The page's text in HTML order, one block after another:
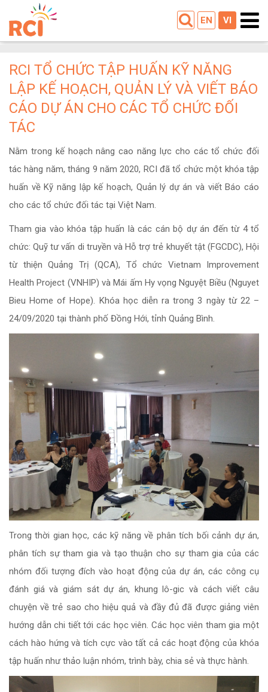
EN VI
RCI TỔ CHỨC TẬP HUẤN KỸ NĂNG
LẬP KẾ HOẠCH, QUẢN LÝ VÀ VIẾT BÁO
CÁO DỰ ÁN CHO CÁC TỔ CHỨC ĐỐI
TÁC
Nằm trong kế hoạch nâng cao năng lực cho các tổ chức đối
tác hàng năm, tháng 9 năm 2020, RCI đã tổ chức một khóa tập
huấn về Kỹ năng lập kế hoạch, Quản lý dự án và viết Báo cáo
cho các tổ chức đối tác tại Việt Nam.
Tham gia vào khóa tập huấn là các cán bộ dự án đến từ 4 tổ
chức: Quỹ tư vấn di truyền và Hỗ trợ trẻ khuyết tật (FGCDC), Hội
từ thiện Quảng Trị (QCA), Tổ chức Vietnam Improvement
Health Project (VNHIP) và Mái ấm Hy vọng Nguyệt Biều (Nguyet
Bieu Home of Hope). Khóa học diễn ra trong 3 ngày từ 22 –
24/09/2020 tại thành phố Đồng Hới, tỉnh Quảng Bình.
Trong thời gian học, các kỹ năng về phân tích bối cảnh dự án,
phân tích sự tham gia và tạo thuận cho sự tham gia của các
nhóm đối tượng đích vào hoạt động của dự án, các công cụ
đánh giá và giám sát dự án, khung lô-gic và cách viết câu
chuyện về trẻ sao cho hiệu quả và đầy đủ đã được giảng viên
hướng dẫn chi tiết tới các học viên. Các học viên tham gia một
cách hào hứng và tích cực vào tất cả các hoạt động của khóa
tập huấn như thảo luận nhóm, trình bày, chia sẻ và thực hành.